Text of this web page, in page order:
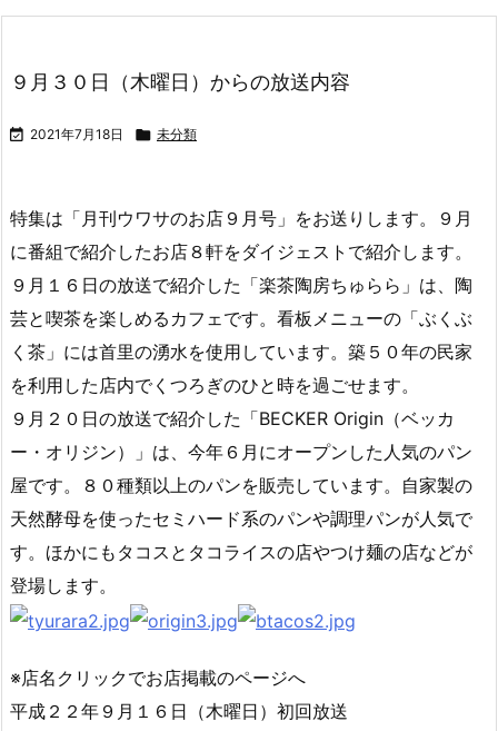
９月３０日（木曜日）からの放送内容
 2021年7月18日  未分類
特集は「月刊ウワサのお店９月号」をお送りします。９月
に番組で紹介したお店８軒をダイジェストで紹介します。
９月１６日の放送で紹介した「楽茶陶房ちゅらら」は、陶
芸と喫茶を楽しめるカフェです。看板メニューの「ぶくぶ
く茶」には首里の湧水を使用しています。築５０年の民家
を利用した店内でくつろぎのひと時を過ごせます。
９月２０日の放送で紹介した「BECKER Origin（ベッカ
ー・オリジン）」は、今年６月にオープンした人気のパン
屋です。８０種類以上のパンを販売しています。自家製の
天然酵母を使ったセミハード系のパンや調理パンが人気で
す。ほかにもタコスとタコライスの店やつけ麺の店などが
登場します。
※店名クリックでお店掲載のページへ
平成２２年９月１６日（木曜日）初回放送